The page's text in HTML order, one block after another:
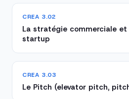
CREA 3.02
La stratégie commerciale
startup
CREA 3.03
Le Pitch (elevator pitch,